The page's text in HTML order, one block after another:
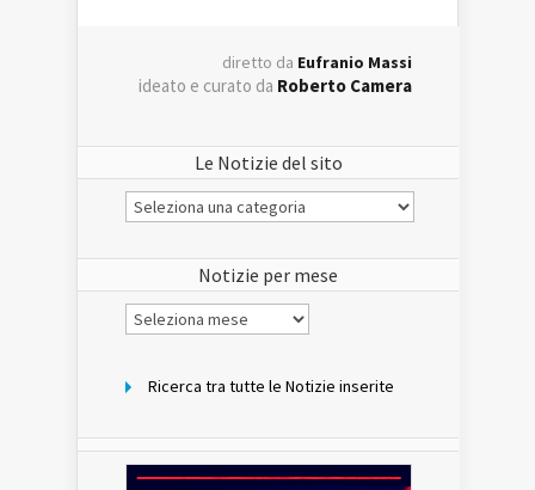
diretto da Eufranio Massi
ideato e curato da Roberto Camera
Le Notizie del sito
Le
Notizie
Notizie per mese
Notizie
per
Ricerca tra tutte le Notizie inserite